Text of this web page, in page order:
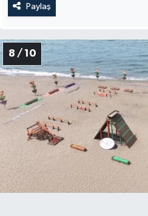
Paylaş
8 / 10